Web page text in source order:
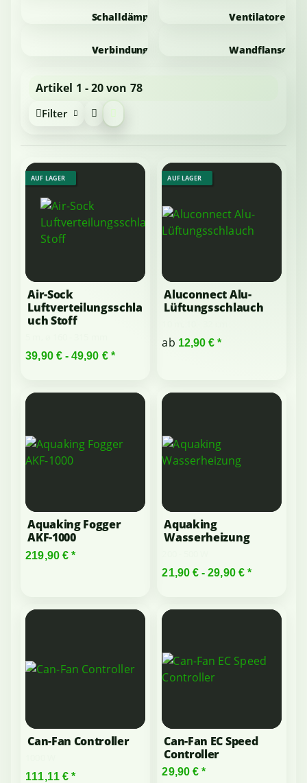
Schalldämpfer Ventilatoren
Verbindungsstücke Wandflansche
Filter
Artikel 1 - 20 von 78
AUF LAGER
Air-Sock
Luftverteilungsschla
uch Stoff
39,90 € -49,90 € *
AUF LAGER
Aluconnect Alu-
Lüftungsschlauch
ab 12,90 €*
Aquaking Fogger
AKF-1000
219,90 € *
Aquaking
Wasserheizung
21,90 € -29,90 € *
Can-Fan Controller
111,11 € *
Can-Fan EC Speed
Controller
29,90 €*